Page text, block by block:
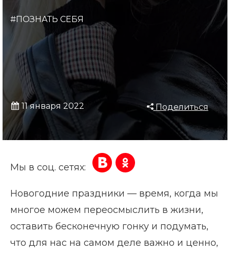
#ПОЗНАТЬ СЕБЯ
11 января 2022 Поделиться
Мы в соц. сетях:
Новогодние праздники — время, когда мы
многое можем переосмыслить в жизни,
оставить бесконечную гонку и подумать,
что для нас на самом деле важно и ценно,